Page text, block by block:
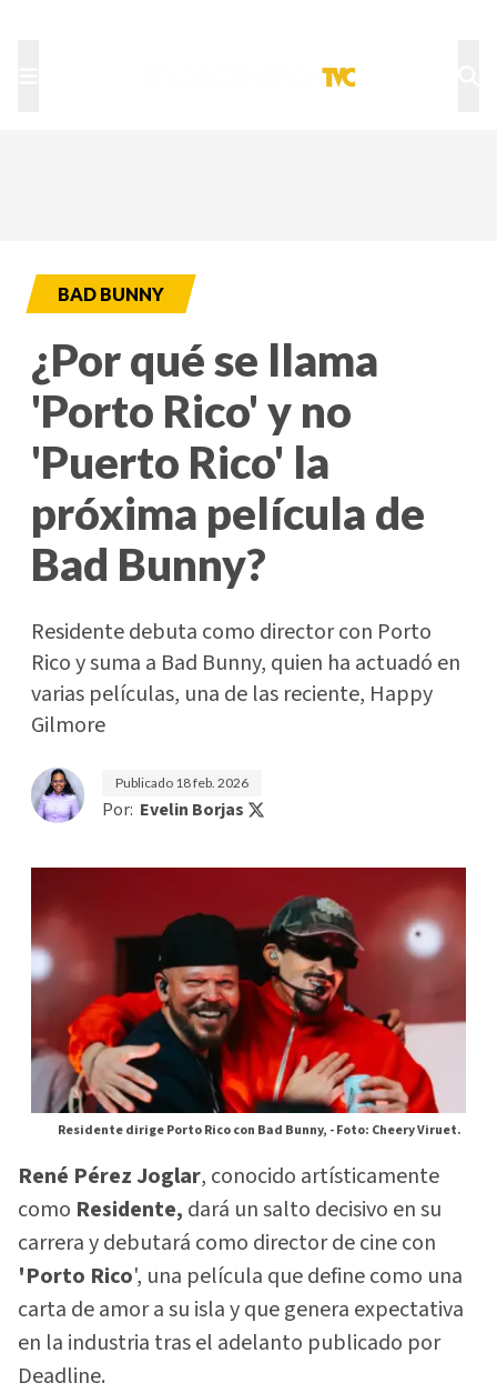
BAD BUNNY
¿Por qué se llama
'Porto Rico' y no
'Puerto Rico' la
próxima película de
Bad Bunny?
Residente debuta como director con Porto
Rico y suma a Bad Bunny, quien ha actuadó en
varias películas, una de las reciente, Happy
Gilmore
Publicado 18 feb. 2026
Por: Evelin Borjas
Residente dirige Porto Rico con Bad Bunny, -Foto: Cheery Viruet.
René Pérez Joglar, conocido artísticamente
como Residente, dará un salto decisivo en su
carrera y debutará como director de cine con
'Porto Rico', una película que define como una
carta de amor a su isla y que genera expectativa
en la industria tras el adelanto publicado por
Deadline.